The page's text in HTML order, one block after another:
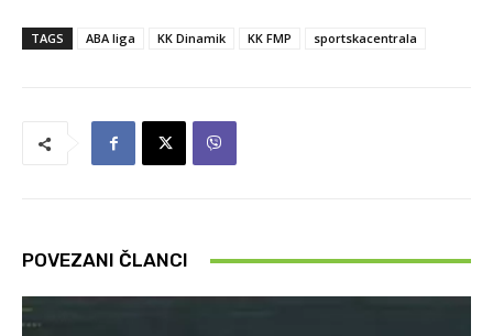
TAGS ABA liga KK Dinamik KK FMP sportskacentrala
POVEZANI ČLANCI